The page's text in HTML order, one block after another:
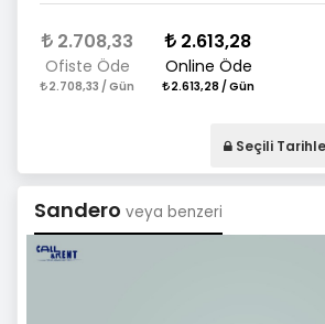
2.708,33
Ofiste Öde
2.708,33 / Gün
2.613,28
Online Öde
2.613,28 / Gün
Seçili
Sandero veya benzeri